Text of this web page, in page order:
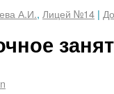
А.И., Лицей №14 |